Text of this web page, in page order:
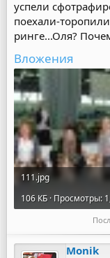
успели
поехали-
ринге...Оля?
Вложения
111.jpg
106 КБ · Просмотры:
Monik